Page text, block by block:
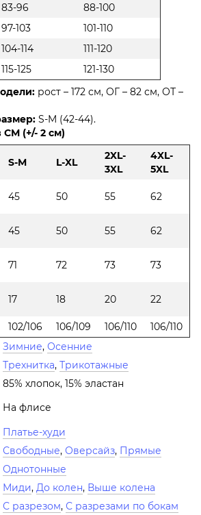
83-96
88-100
97-103
101-110
104-114
111-120
115-125
121-130
рост – 172 см, ОГ – 82 см, ОТ –
S-M (42-44).
(+/- 2 см)
S-M L-XL
2XL-
3XL
4XL-
5XL
45 50 55 62
45 50 55 62
71 72 73 73
17 18 20 22
102/106 106/109 106/110
106/110
Зимние, Осенние
Трехнитка, Трикотажные
85% хлопок, 15% эластан
На флисе
Платье-худи
Свободные, Оверсайз, Прямые
Однотонные
Миди, До колен, Выше колена
С разрезом, С разрезами по бокам